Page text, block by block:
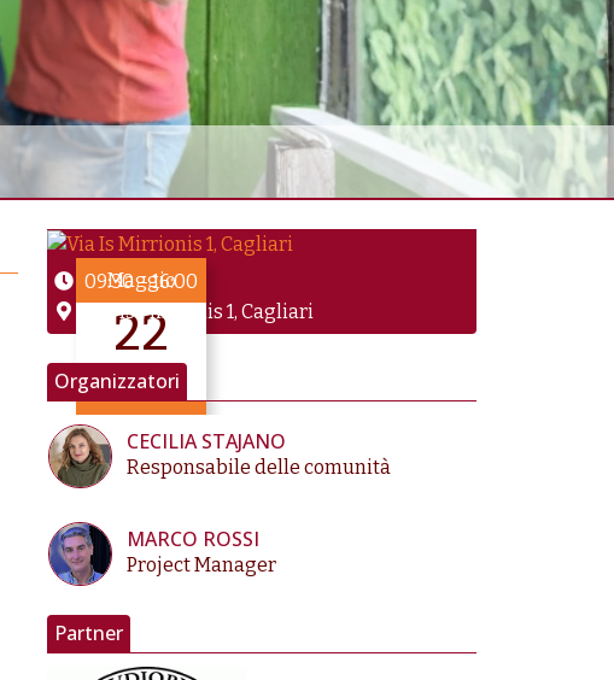
Maggio
22
2026
fino a Mag 22
09:30–16:00
Via Is Mirrionis 1, Cagliari
Organizzatori
CECILIA STAJANO
Responsabile delle comunità
MARCO ROSSI
Project Manager
Partner